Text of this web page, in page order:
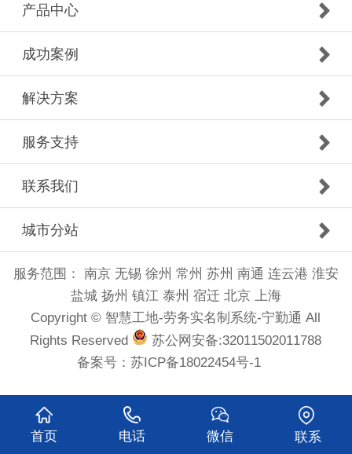
产品中心
成功案例
解决方案
服务支持
联系我们
城市分站
服务范围： 南京 无锡 徐州 常州 苏州 南通 连云港 淮安
盐城 扬州 镇江 泰州 宿迁 北京 上海
Copyright © 智慧工地-劳务实名制系统-宁勤通 All
Rights Reserved
苏公网安备:32011502011788
备案号：苏ICP备18022454号-1
首页 电话 微信 联系